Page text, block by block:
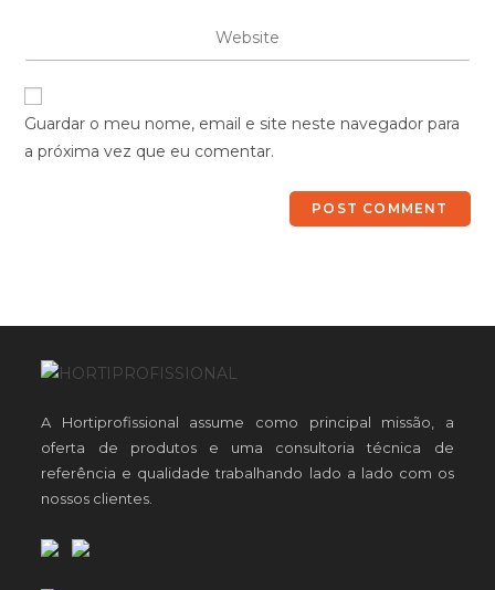
Guardar o meu nome, email e site neste navegador para
a próxima vez que eu comentar.
A Hortiprofissional assume como principal missão, a
oferta de produtos e uma consultoria técnica de
referência e qualidade trabalhando lado a lado com os
nossos clientes.